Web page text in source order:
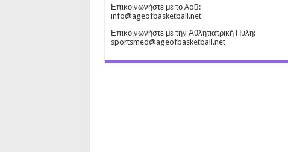
Επικοινωνήστε με το AoB:
info@ageofbasketball.net
Επικοινωνήστε με την Αθλητιατρική Πύλη:
sportsmed@ageofbasketball.net